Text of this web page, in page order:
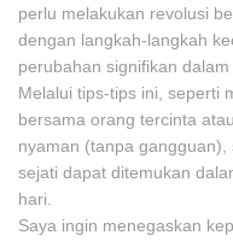
perlu melakukan revolusi
dengan langkah-langkah
perubahan signifikan dalam
Melalui tips-tips ini, seperti
bersama orang tercinta
nyaman (tanpa
sejati dapat ditemukan
hari.
Saya ingin menegaskan